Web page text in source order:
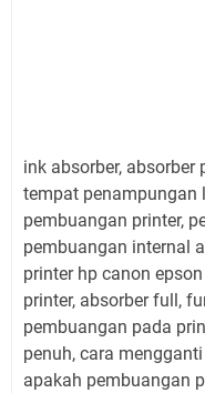
ink absorber, absorber
tempat penampungan
pembuangan printer,
pembuangan internal
printer hp canon
printer, absorber full,
pembuangan pada
penuh, cara
apakah pembuangan